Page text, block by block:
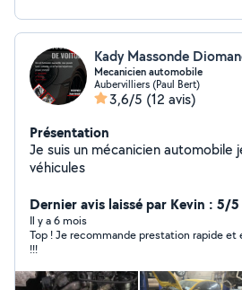
Kady Massonde
Mecanicien automobile
Aubervilliers (Paul Bert)
3,6/5 (12 avis)
Présentation
Je suis un mécanicien automobile
véhicules
Dernier avis laissé par Kevin : 5/5
Il y a 6 mois
Top ! Je recommande prestation rapide et
!!!